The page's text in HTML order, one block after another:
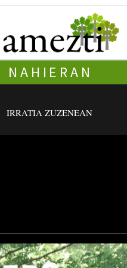
NAHIERAN
IRRATIA ZUZENEAN